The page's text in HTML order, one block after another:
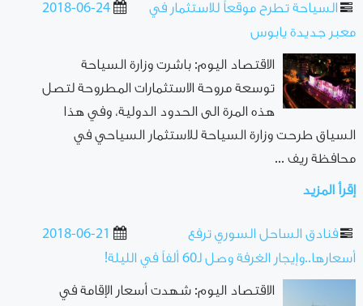
2018-06-24
السياحة تطرح موقعاً للاستثمار في
معبر جديدة يابوس
الاقتصاد اليوم: باشرت وزارة السياحة
توسعة مروحة الاستثمارات المطروحة لتصل
هذه المرة الى الحدود الدولية، وفي هذا
السياق طرحت وزارة السياحة للاستثمار السياحي في
محافظة ريف ...
إقرأ المزيد
2018-06-21
فنادق الساحل السوري ترفع
أسعارها..وإيجار الغرفة وصل لـ60 ألفاً في الليلة!
الاقتصاد اليوم: شهدت أسعار الإقامة في